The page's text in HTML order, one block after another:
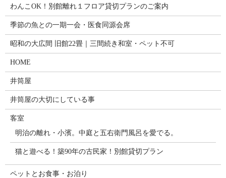
わんこOK！別館離れ１フロア貸切プランのご案内
季節の魚との一期一会・医食同源会席
昭和の大広間 旧館22畳｜三間続き和室・ペット不可
HOME
井筒屋
井筒屋の大切にしている事
客室
明治の離れ・小濱。中庭と五右衛門風呂を愛でる。
猫と遊べる！築90年の古民家！別館貸切プラン
ペットとお食事・お泊り